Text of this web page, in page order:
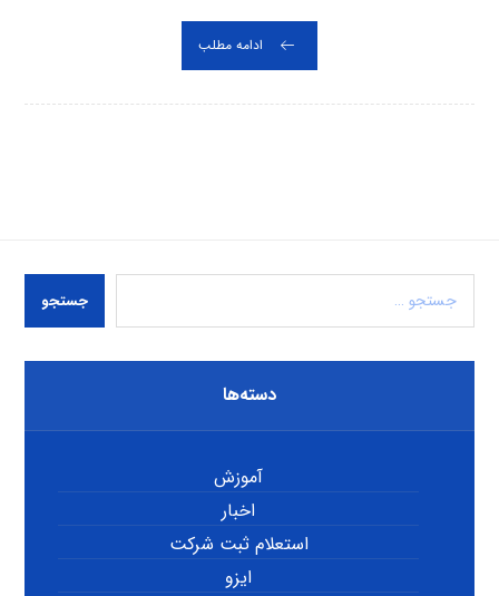
ادامه مطلب
جستجو
دسته‌ها
آموزش
اخبار
استعلام ثبت شرکت
ایزو